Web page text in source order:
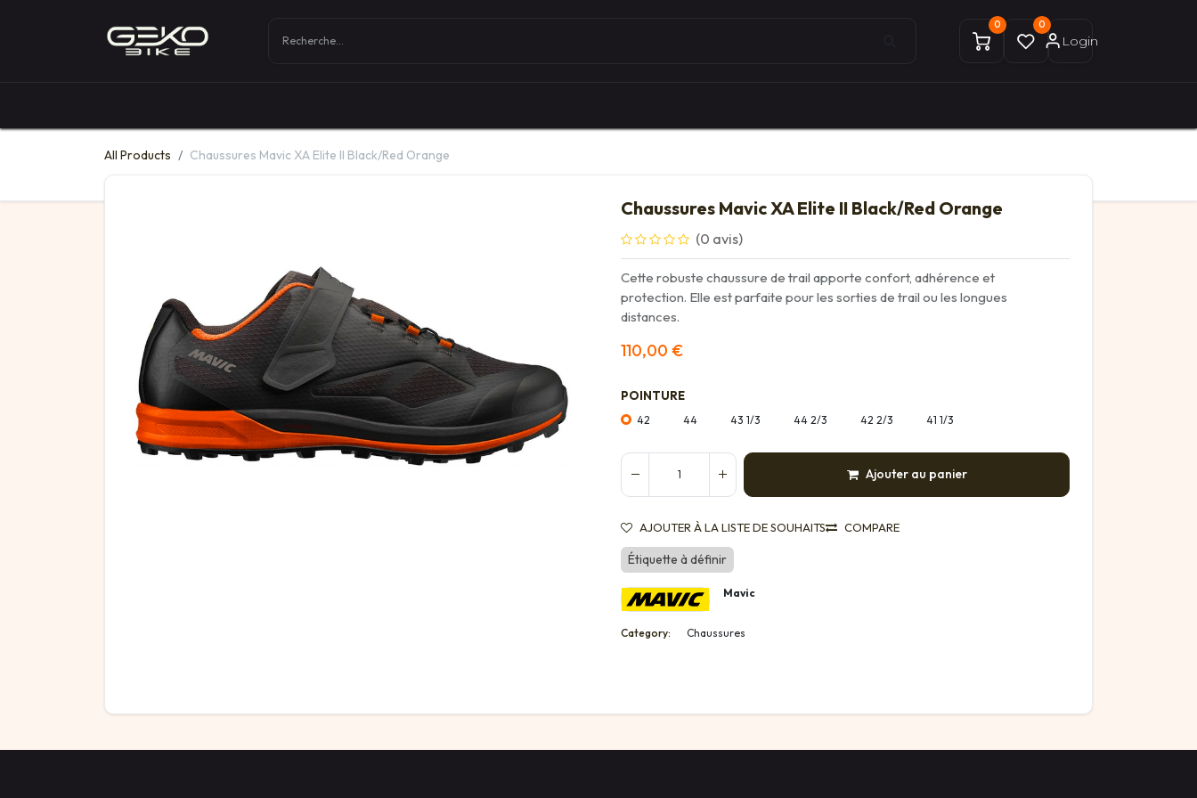
0 0
Login
All Products Chaussures Mavic XA Elite II Black/Red Orange
Chaussures Mavic XA Elite II Black/Red Orange
(0 avis)
Cette robuste chaussure de trail apporte confort, adhérence et
protection. Elle est parfaite pour les sorties de trail ou les longues
distances.
110,00 €
POINTURE
42 44 43 1/3 44 2/3 42 2/3 41 1/3
Ajouter au panier
AJOUTER À LA LISTE DE SOUHAITS COMPARE
Étiquette à définir
Mavic
Category: Chaussures